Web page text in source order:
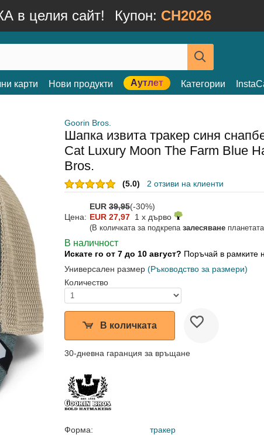
в целия сайт! Купон: CH2026
карти Нови продукти Аутлет Категории
Goorin Bros.
Шапка извита тракер синя
Cat Luxury Moon The Farm Blue
Bros.
(5.0) 2 отзиви на клиенти
EUR 39,95(-30%)
Цена: EUR 27,97 1 x дърво
(В количката за подкрепа залесяване
В наличност
Искате го от 7 до 10 август? Поръчай в рамките
Универсален размер (Ръководство за размери)
Количество
В количката
30-дневна гаранция за връщане
Форма:
тракер